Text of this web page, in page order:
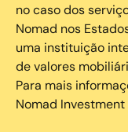
no caso dos
Nomad nos
uma instituição
de valores
Para mais
Nomad